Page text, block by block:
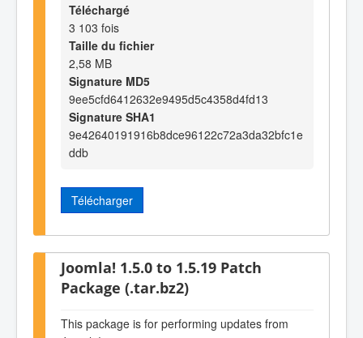
Téléchargé
3 103 fois
Taille du fichier
2,58 MB
Signature MD5
9ee5cfd6412632e9495d5c4358d4fd13
Signature SHA1
9e42640191916b8dce96122c72a3da32bfc1e
ddb
Télécharger
Joomla! 1.5.0 to 1.5.19 Patch
Package (.tar.bz2)
This package is for performing updates from